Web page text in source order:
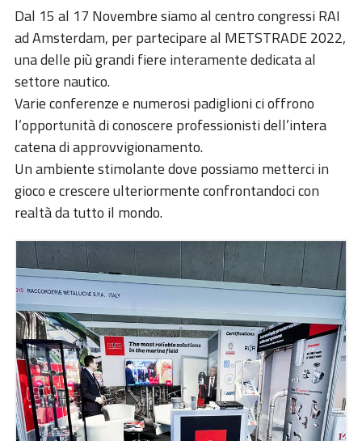
APPLICAZIONI
MANUTENZIONE
ESG
STORIES
ACADEMY
BIM
HIGHLIGHTS
CONTATTI
DOWNLOAD
Dal 15 al 17 Novembre siamo al centro congressi RAI
ad Amsterdam, per partecipare al METSTRADE 2022,
una delle più grandi fiere interamente dedicata al
settore nautico.
Varie conferenze e numerosi padiglioni ci offrono
l’opportunità di conoscere professionisti dell’intera
catena di approvvigionamento.
Un ambiente stimolante dove possiamo metterci in
gioco e crescere ulteriormente confrontandoci con
realtà da tutto il mondo.